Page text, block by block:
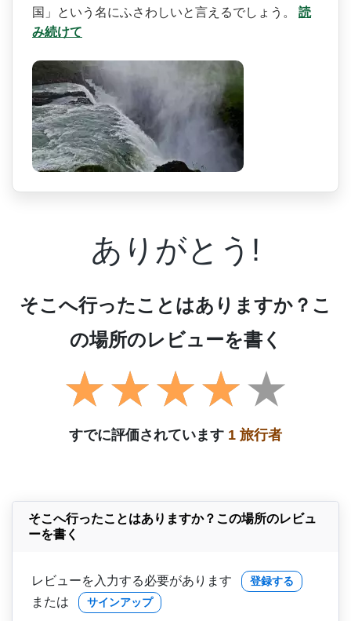
国」という名にふさわしいと言えるでしょう。 読
み続けて
ありがとう!
そこへ行ったことはありますか？こ
の場所のレビューを書く
すでに評価されています 1 旅行者
そこへ行ったことはありますか？この場所のレビュ
ーを書く
レビューを入力する必要があります 登録する
または サインアップ